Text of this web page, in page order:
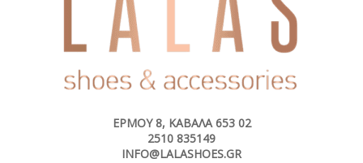
ΕΡΜΟΎ 8, ΚΑΒΆΛΑ 653 02
2510 835149
INFO@LALASHOES.GR